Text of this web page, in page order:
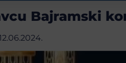
Bajramski